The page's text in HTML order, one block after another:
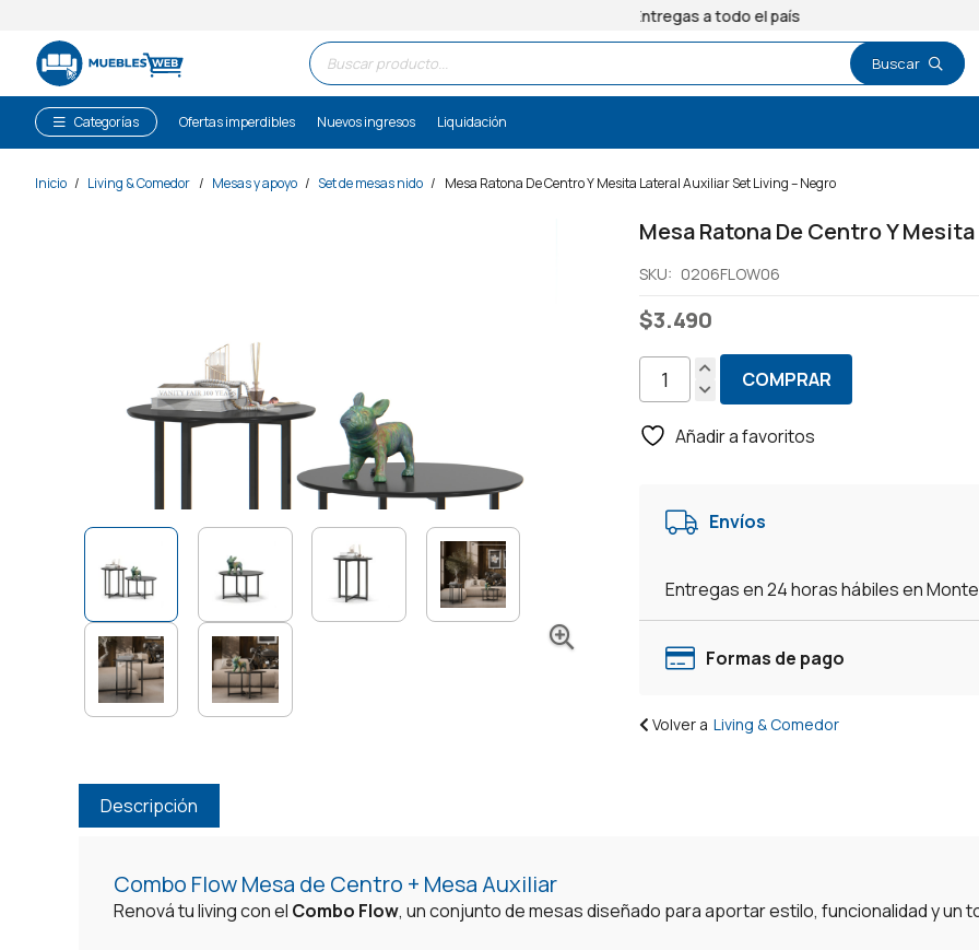
Entregas a todo el país
Búsqueda
de
productos
Categorías Ofertas imperdibles Nuevos ingresos Liquidación
Inicio / Living & Comedor / Mesas y apoyo / Set de mesas nido / Mesa Ratona De Centro Y Mesita Lateral Auxiliar Set Living – Negro
Mesa Ratona De Centro Y
SKU: 0206FLOW06
$3.490
Mesa
De
Mesita
Set
Living
COMPRAR
Añadir a favoritos
Envíos
Entregas en 24 horas hábiles en
Formas de pago
Volver a Living & Comedor
Descripción
Combo Flow Mesa de Centro + Mesa Auxiliar
Renová tu living con el Combo Flow, un conjunto de mesas diseñado para aportar estilo, funcionalidad y un